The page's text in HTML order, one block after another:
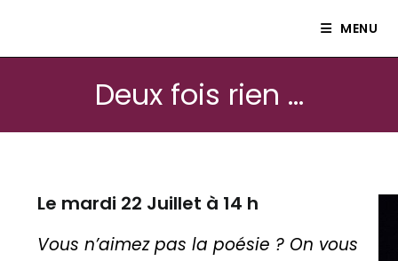
MENU
Deux fois rien …
Le mardi 22 Juillet à 14 h
Vous n’aimez pas la poésie ? On vous